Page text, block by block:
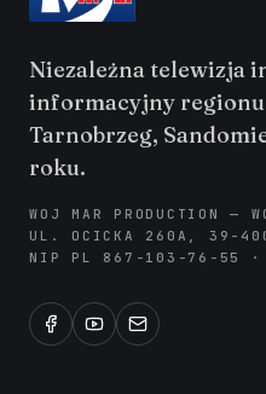
Niezależna telewizja
informacyjny
Tarnobrzeg,
roku.
WOJ MAR PRODUCTION —
UL. OCICKA 260A, 39-400
NIP PL 867-103-76-55 ·